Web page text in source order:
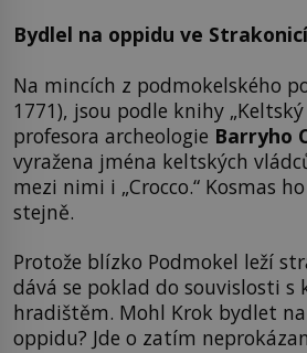
Bydlel na oppidu ve
Na mincích z podmokelského
1771), jsou podle knihy
profesora archeologie Barryho
vyražena jména keltských
mezi nimi i „Crocco.“ Kosmas
stejně.
Protože blízko Podmokel leží
dává se poklad do souvislosti s
hradištěm. Mohl Krok bydlet
oppidu? Jde o zatím